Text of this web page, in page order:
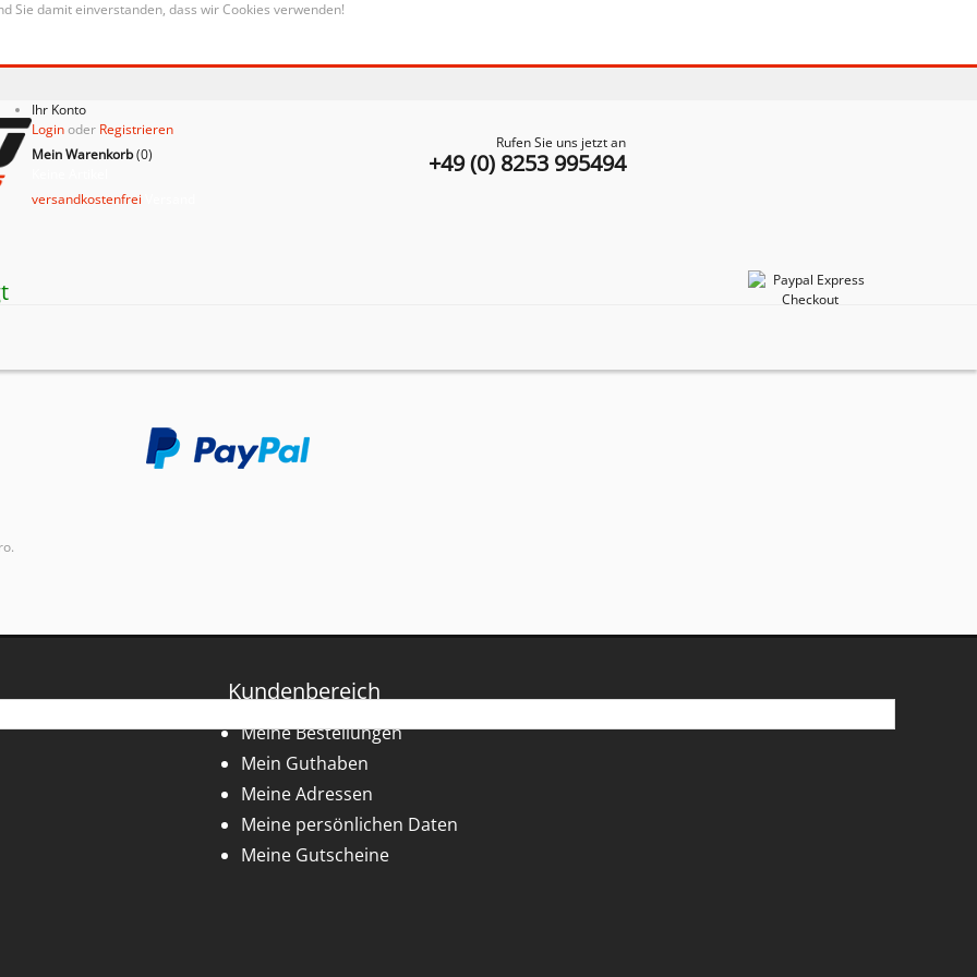
Sie damit einverstanden, dass wir Cookies verwenden!
Rufen Sie uns jetzt an
+49 (0) 8253 995494
Ihr Konto
Loginoder Registrieren
Mein Warenkorb(0)
versandkostenfrei
Kundenbereich
Meine Bestellungen
Mein Guthaben
Meine Adressen
Meine persönlichen Daten
Meine Gutscheine